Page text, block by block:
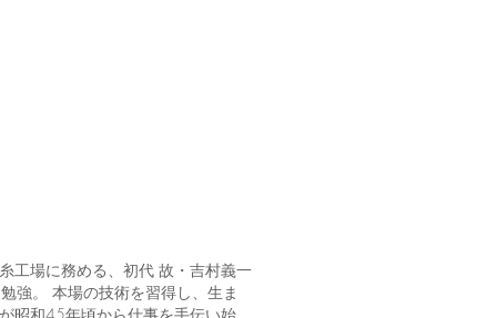
工場に務める、初代 故・吉村義一
強。 本場の技術を習得し、生ま